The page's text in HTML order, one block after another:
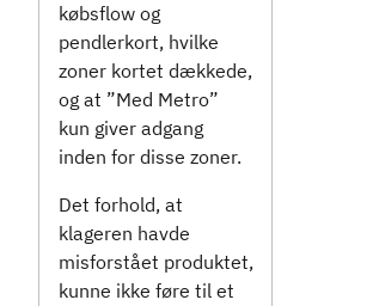
købsflow og
pendlerkort, hvilke
zoner kortet dækkede,
og at ”Med Metro”
kun giver adgang
inden for disse zoner.
Det forhold, at
klageren havde
misforstået produktet,
kunne ikke føre til et